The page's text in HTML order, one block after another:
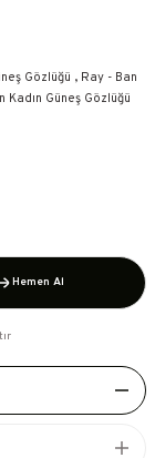
Gözlüğü , Ray - Ban
Kadın Güneş Gözlüğü
Hemen Al